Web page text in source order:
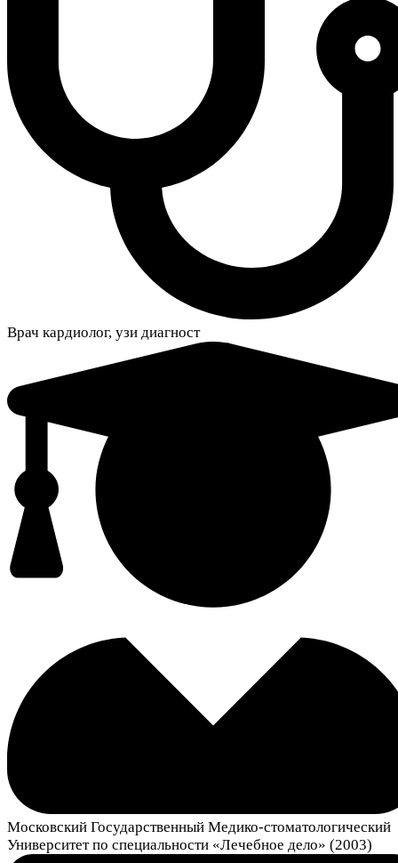
Врач кардиолог, узи диагност
Московский Государственный Медико-стоматологический
Университет по специальности «Лечебное дело» (2003)